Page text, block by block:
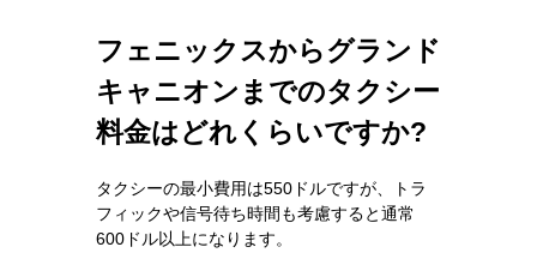
フェニックスからグランド
キャニオンまでのタクシー
料金はどれくらいですか?
タクシーの最小費用は550ドルですが、トラ
フィックや信号待ち時間も考慮すると通常
600ドル以上になります。